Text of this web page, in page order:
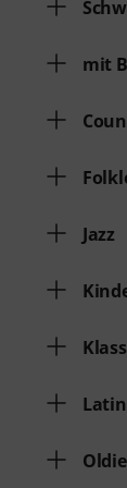
mit
Jazz
Latin